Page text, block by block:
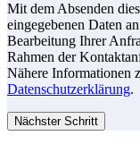
Mit dem Absenden
eingegebenen Daten
Bearbeitung Ihrer
Rahmen der
Nähere Informationen
Datenschutzerklärung.
Nächster Schritt